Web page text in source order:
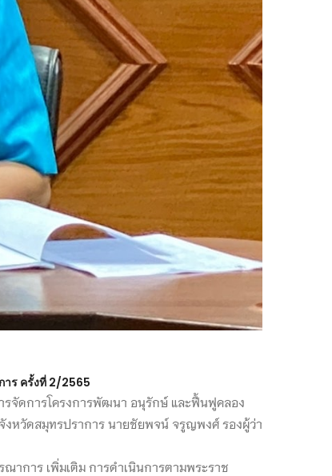
ร ครั้งที่ 2/2565
รจัดการโครงการพัฒนา อนุรักษ์ และฟื้นฟูคลอง
หวัดสมุทรปราการ นายชัยพจน์ จรูญพงศ์ รองผู้ว่า
การ เพิ่มเติม การดำเนินการตามพระราช